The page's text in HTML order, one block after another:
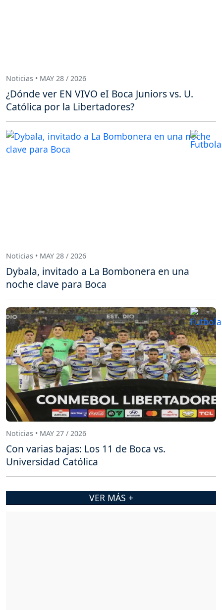
Noticias • MAY 28 / 2026
¿Dónde ver EN VIVO eI Boca Juniors vs. U.
Católica por la Libertadores?
Noticias • MAY 28 / 2026
Dybala, invitado a La Bombonera en una
noche clave para Boca
Noticias • MAY 27 / 2026
Con varias bajas: Los 11 de Boca vs.
Universidad Católica
VER MÁS +